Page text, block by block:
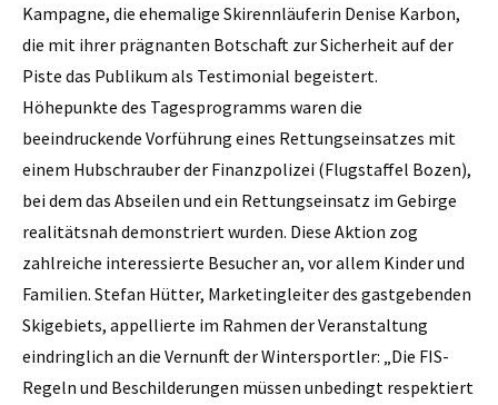
Kampagne, die ehemalige Skirennläuferin Denise Karbon,
die mit ihrer prägnanten Botschaft zur Sicherheit auf der
Piste das Publikum als Testimonial begeistert.
Höhepunkte des Tagesprogramms waren die
beeindruckende Vorführung eines Rettungseinsatzes mit
einem Hubschrauber der Finanzpolizei (Flugstaffel Bozen),
bei dem das Abseilen und ein Rettungseinsatz im Gebirge
realitätsnah demonstriert wurden. Diese Aktion zog
zahlreiche interessierte Besucher an, vor allem Kinder und
Familien. Stefan Hütter, Marketingleiter des gastgebenden
Skigebiets, appellierte im Rahmen der Veranstaltung
eindringlich an die Vernunft der Wintersportler: „Die FIS-
Regeln und Beschilderungen müssen unbedingt respektiert